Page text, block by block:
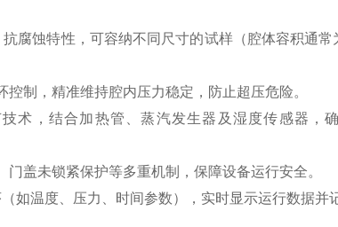
腐蚀特性，可容纳不同尺寸的试样（腔体容积通常
制，精准维持腔内压力稳定，防止超压危险。
术，结合加热管、蒸汽发生器及湿度传感器，
盖未锁紧保护等多重机制，保障设备运行安全。
如温度、压力、时间参数），实时显示运行数据并